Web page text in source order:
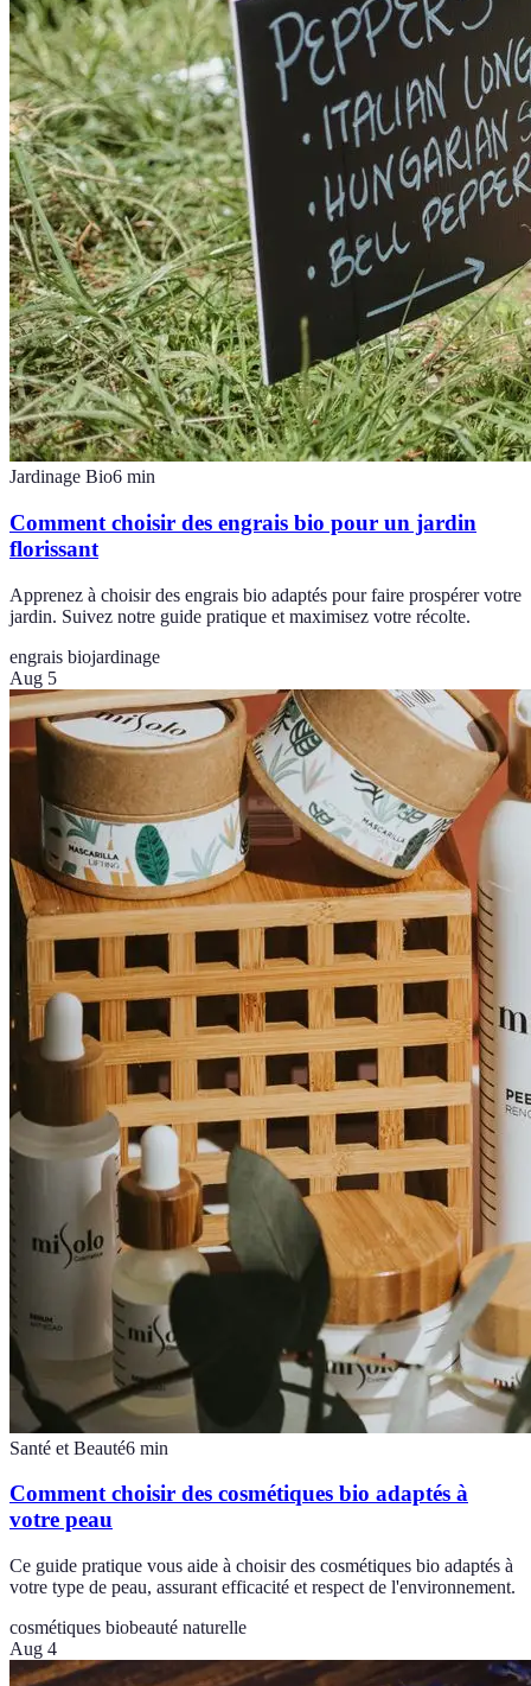
Jardinage Bio6 min
Comment choisir des engrais bio pour un jardin
florissant
Apprenez à choisir des engrais bio adaptés pour faire prospérer votre
jardin. Suivez notre guide pratique et maximisez votre récolte.
engrais biojardinage
Aug 5
Santé et Beauté6 min
Comment choisir des cosmétiques bio adaptés à
votre peau
Ce guide pratique vous aide à choisir des cosmétiques bio adaptés à
votre type de peau, assurant efficacité et respect de l'environnement.
cosmétiques biobeauté naturelle
Aug 4